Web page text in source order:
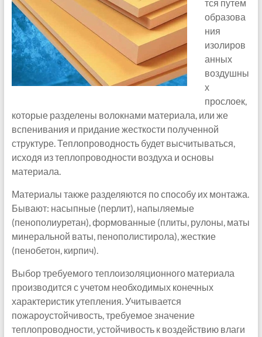
тся путем
образова
ния
изолиров
анных
воздушны
х
прослоек,
которые разделены волокнами материала, или же
вспенивания и придание жесткости полученной
структуре. Теплопроводность будет высчитываться,
исходя из теплопроводности воздуха и основы
материала.
Материалы также разделяются по способу их монтажа.
Бывают: насыпные (перлит), напыляемые
(пенополиуретан), формованные (плиты, рулоны, маты
минеральной ваты, пенополистирола), жесткие
(пенобетон, кирпич).
Выбор требуемого теплоизоляционного материала
производится с учетом необходимых конечных
характеристик утепления. Учитывается
пожароустойчивость, требуемое значение
теплопроводности, устойчивость к воздействию влаги